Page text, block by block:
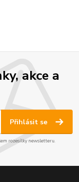
akce a
Přihlásit se
rozesílky newsletteru.